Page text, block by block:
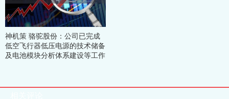
神机策 骆驼股份：公司已完成
低空飞行器低压电源的技术储备
及电池模块分析体系建设等工作